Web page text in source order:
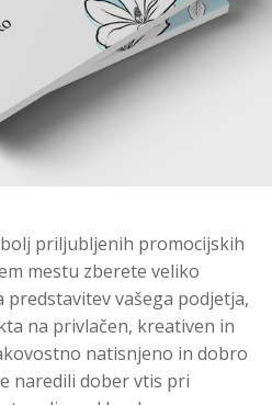
priljubljenih promocijskih
mestu zberete veliko
predstavitev vašega podjetja,
na privlačen, kreativen in
natisnjeno in dobro
naredili dober vtis pri